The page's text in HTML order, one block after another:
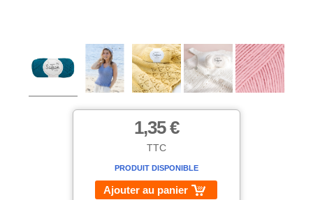
1,35 €
TTC
PRODUIT DISPONIBLE
Ajouter au panier